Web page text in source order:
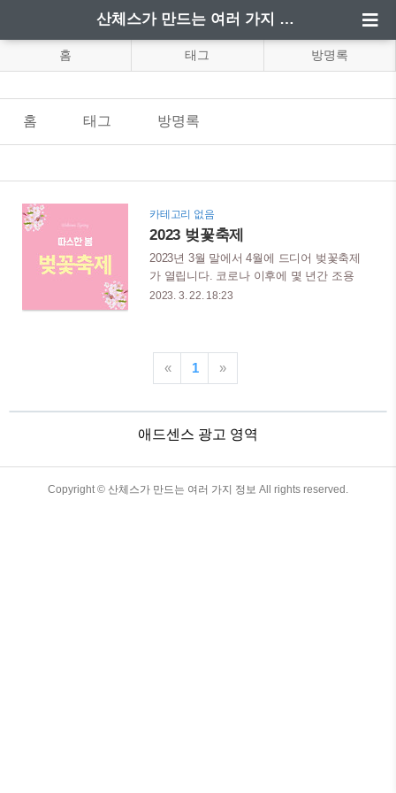
산체스가 만드는 여러 가지 정보
홈 태그 방명록
홈 태그 방명록
카테고리 없음
2023 벚꽃축제
2023년 3월 말에서 4월에 드디어 벚꽃축제
가 열립니다. 코로나 이후에 몇 년간 조용
했던 봄 최고의 축제인 벚꽃 축제가 많은
아보겠습니다. 목차 전국 개화시기 벚꽃은
대략 열흘정도만 피다가 지기 때문에 원하
보통 개화일로부터 일주일 후가 만개하는
국에서 진행될 예정인 벚꽃축제 일을 확인
할 수 있습니다. 벚꽃 축제 명소 서울 여의
2023. 3. 22. 18:23
« 1 »
애드센스 광고 영역
Copyright © 산체스가 만드는 여러 가지 정보 All rights reserved.
TistoryWhaleSkin3.4